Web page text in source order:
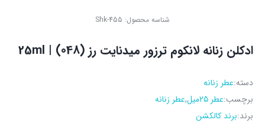
شناسه محصول: Shk-455
ادکلن زنانه لانکوم ترزور میدنایت رز (048) | 25ml
دسته:عطر زنانه
برچسب:عطر 25میل ,عطر زنانه
برند:برند کالکشن